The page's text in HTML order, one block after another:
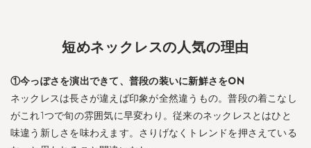
3
失
敗
し
な
短めネックレスの人気の理由
①今っぽさを演出できて、普段の装いに新鮮さをON
ネックレスは長さが違えば印象が全然違うもの。普段の着こなし
がこれ1つで旬の雰囲気に早変わり。従来のネックレスとはひと
味違う新しさを味わえます。さりげなくトレンドを押さえている